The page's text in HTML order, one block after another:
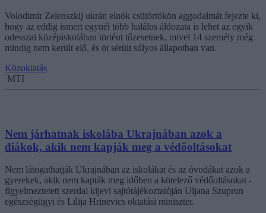
Volodimir Zelenszkij ukrán elnök csütörtökön aggodalmát fejezte ki,
hogy az eddig ismert egynél több halálos áldozata is lehet az egyik
odesszai középiskolában történt tűzesetnek, mivel 14 személy még
mindig nem került elő, és öt sérült súlyos állapotban van.
Közoktatás
MTI
Nem járhatnak iskolába Ukrajnában azok a
diákok, akik nem kapják meg a védőoltásokat
Nem látogathatják Ukrajnában az iskolákat és az óvodákat azok a
gyerekek, akik nem kapták meg időben a kötelező védőoltásokat -
figyelmeztetett szerdai kijevi sajtótájékoztatóján Uljana Szuprun
egészségügyi és Lilija Hrinevics oktatási miniszter.